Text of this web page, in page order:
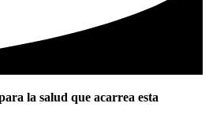
la salud que acarrea esta